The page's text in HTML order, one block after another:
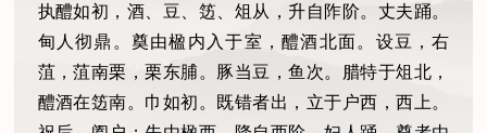
执醴如初，酒、豆、笾、俎从，升自阼阶。丈夫踊。
甸人彻鼎。奠由楹内入于室，醴酒北面。设豆，右
菹，菹南栗，栗东脯。豚当豆，鱼次。腊特于俎北，
醴酒在笾南。巾如初。既错者出，立于户西，西上。